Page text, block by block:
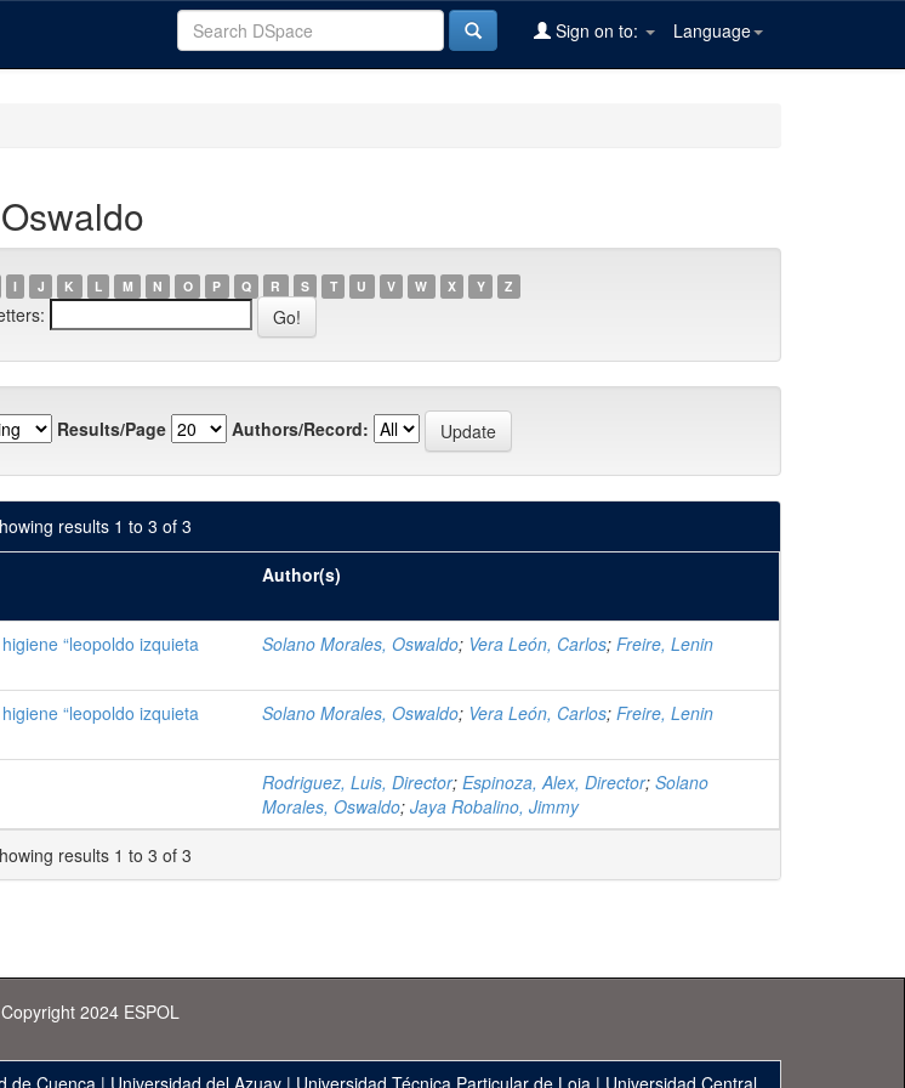
Language
Sign on to:
I J K L M N O P Q R S T U V W X Y Z
Results/Page Authors/Record:
results 1 to 3 of 3
Author(s)
“leopoldo izquieta
Solano Morales, Oswaldo; Vera León, Carlos; Freire, Lenin
“leopoldo izquieta
Solano Morales, Oswaldo; Vera León, Carlos; Freire, Lenin
Rodriguez, Luis, Director; Espinoza, Alex, Director; Solano
Morales, Oswaldo; Jaya Robalino, Jimmy
results 1 to 3 of 3
Copyright 2024 ESPOL
de Cuenca | Universidad del Azuay | Universidad Técnica Particular de Loja | Universidad Central